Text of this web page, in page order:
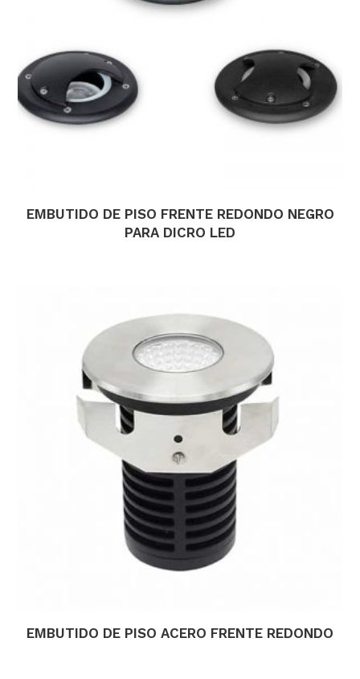
EMBUTIDO DE PISO FRENTE REDONDO NEGRO
PARA DICRO LED
EMBUTIDO DE PISO ACERO FRENTE REDONDO